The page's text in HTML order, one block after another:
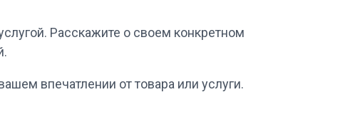
Расскажите о своем конкретном
впечатлении от товара или услуги.